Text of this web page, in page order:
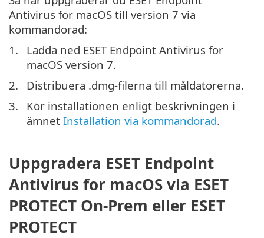
Antivirus for macOS till version 7 via
kommandorad:
1.
Ladda ned ESET Endpoint Antivirus for
macOS version 7.
2.
Distribuera .dmg-filerna till måldatorerna.
3.
Kör installationen enligt beskrivningen i
ämnet Installation via kommandorad.
Uppgradera ESET Endpoint
Antivirus for macOS via ESET
PROTECT On-Prem eller ESET
PROTECT